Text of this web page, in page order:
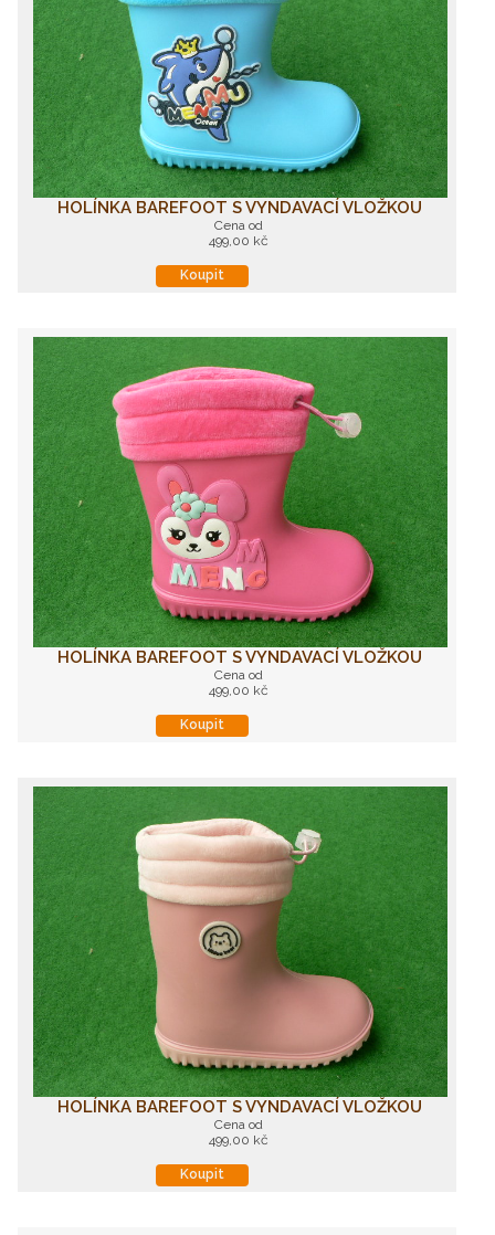
HOLÍNKA BAREFOOT S VYNDAVACÍ VLOŽKOU
Cena od
499,00 kč
Koupit
HOLÍNKA BAREFOOT S VYNDAVACÍ VLOŽKOU
Cena od
499,00 kč
Koupit
HOLÍNKA BAREFOOT S VYNDAVACÍ VLOŽKOU
Cena od
499,00 kč
Koupit